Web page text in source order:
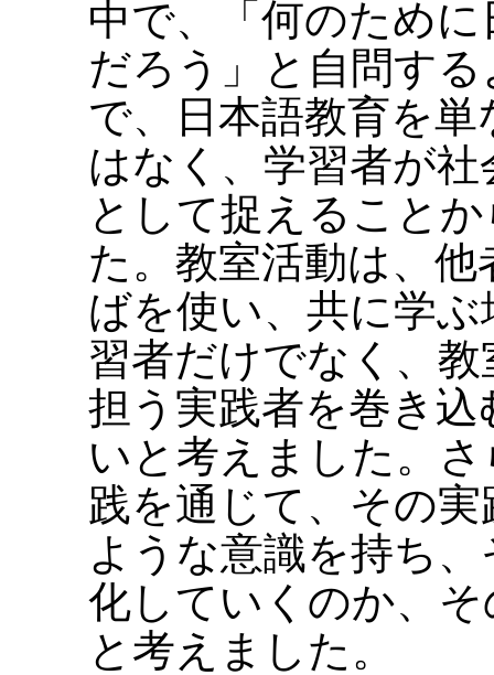
中で、「何のため
だろう」と自問す
で、日本語教育を
はなく、学習者が
として捉えること
た。教室活動は、
ばを使い、共に学
習者だけでなく、
担う実践者を巻き
いと考えました。
践を通じて、その
ような意識を持ち
化していくのか、
と考えました。